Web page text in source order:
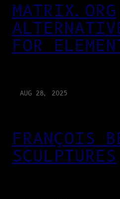
MATRIX.ORG
FOR
AUG 28, 2025
FRANÇOIS
SCULPTURES